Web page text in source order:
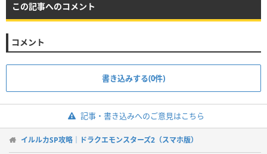
この記事へのコメント
コメント
書き込みする(0件)
記事・書き込みへのご意見はこちら
イルルカSP攻略｜ドラクエモンスターズ2（スマホ版）